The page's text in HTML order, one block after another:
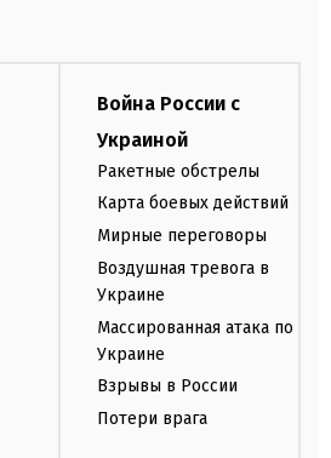
Война России с
Украиной
Ракетные обстрелы
Карта боевых действий
Мирные переговоры
Воздушная тревога в
Украине
Массированная атака по
Украине
Взрывы в России
Потери врага